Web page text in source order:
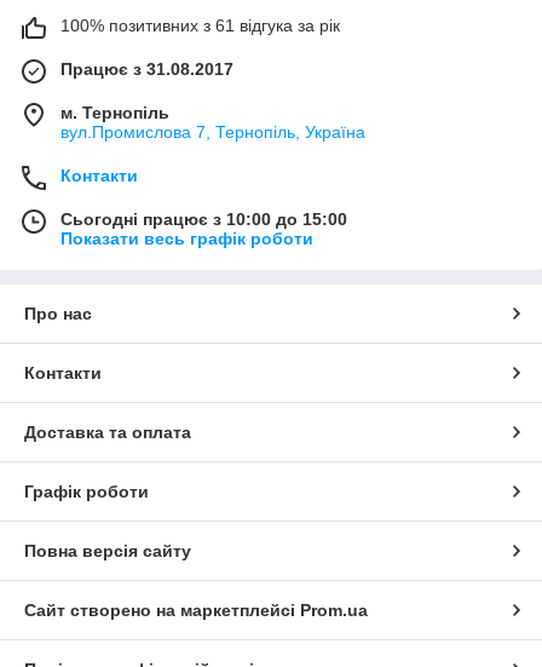
100% позитивних з 61 відгука за рік
Працює з 31.08.2017
м. Тернопіль
вул.Промислова 7, Тернопіль, Україна
Контакти
Сьогодні працює з 10:00 до 15:00
Показати весь графік роботи
Про нас
Контакти
Доставка та оплата
Графік роботи
Повна версія сайту
Сайт створено на маркетплейсі Prom.ua